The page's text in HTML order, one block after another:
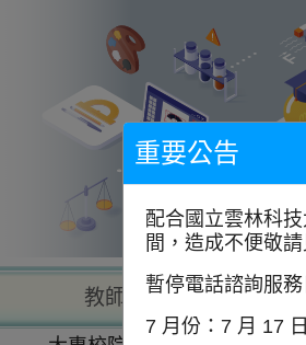
教師查詢 學
重要公告
配合國立雲林科
間，造成不便敬請
暫停電話諮詢服務
7 月份：7 月 17